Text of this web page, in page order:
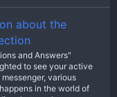
about the
and Answers"
to see your active
various
in the world of